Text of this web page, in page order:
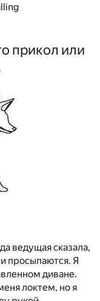
прикол или
ведущая сказала,
просыпаются. Я
диване.
локтем, но я